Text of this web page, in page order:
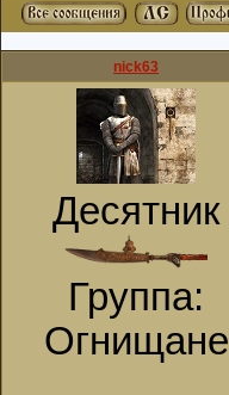
nick63
Десятник
Группа:
Огнищане